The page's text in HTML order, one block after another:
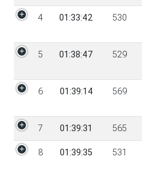
4 01:33:42 530
5 01:38:47 529
6 01:39:14 569
7 01:39:31 565
8 01:39:35 531